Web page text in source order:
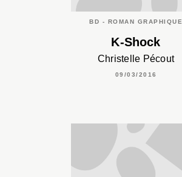
BD - ROMAN GRAPHIQUE
K-Shock
Christelle Pécout
09/03/2016